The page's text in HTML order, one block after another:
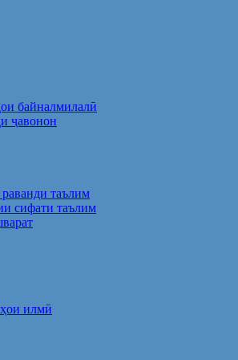
байналмилалӣ
ҷавонон
таълим
сифати таълим
илмӣ